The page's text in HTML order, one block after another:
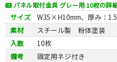
パネル取付金具 グレー用 10枚の詳
サイズ
W35×H10mm、厚み：
素材
スチール製 粉体塗装
入数
10枚
備考
固定用ネジ付き